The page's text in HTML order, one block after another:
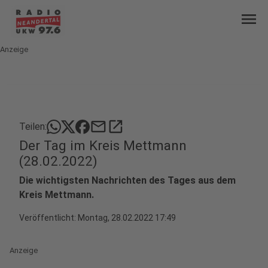
menu
Anzeige
Teilen: mailopen_in_new
Der Tag im Kreis Mettmann
(28.02.2022)
Die wichtigsten Nachrichten des Tages aus dem
Kreis Mettmann.
Veröffentlicht: Montag, 28.02.2022 17:49
Anzeige